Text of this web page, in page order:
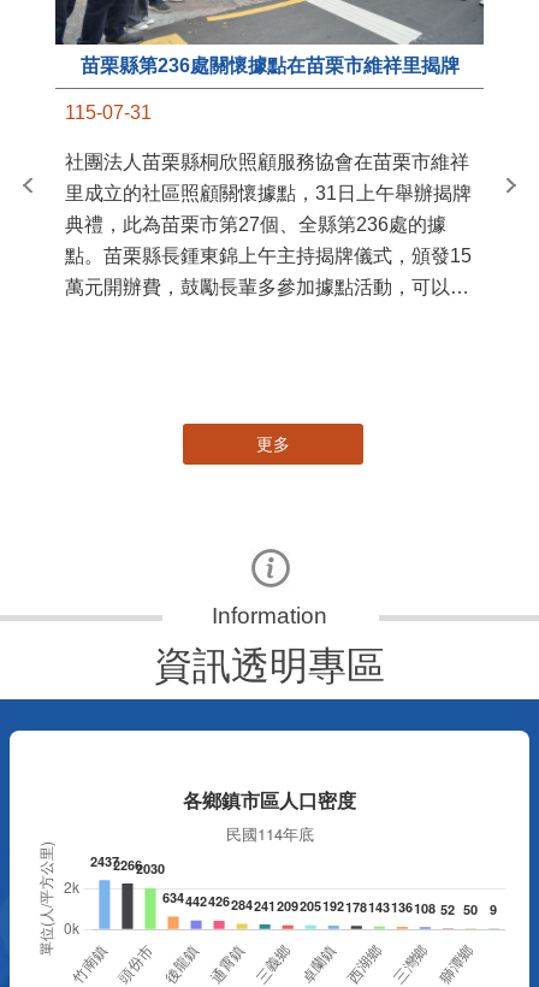
苗栗縣第236處關懷據點在苗栗市維祥里揭牌
115-07-31
社團法人苗栗縣桐欣照顧服務協會在苗栗市維祥
里成立的社區照顧關懷據點，31日上午舉辦揭牌
典禮，此為苗栗市第27個、全縣第236處的據
點。苗栗縣長鍾東錦上午主持揭牌儀式，頒發15
萬元開辦費，鼓勵長輩多參加據點活動，可以更
苗
更多
資訊透明專區